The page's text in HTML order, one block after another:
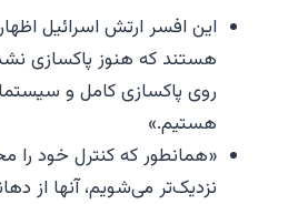
این افسر ارتش اسرائیل
هستند که هنوز پاکسازی
روی پاکسازی کامل و
هستیم.»
«همانطور که کنترل خود را
نزدیک‌تر می‌شویم، آنها از